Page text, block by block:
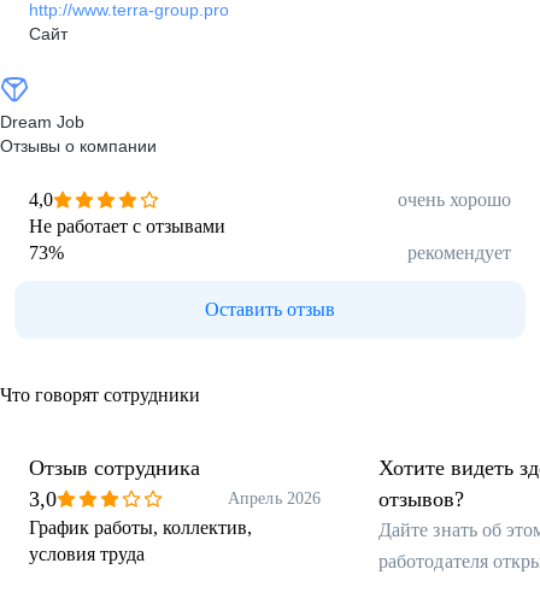
http://www.terra-group.pro
Сайт
Dream Job
Отзывы о компании
4,0
очень хорошо
Не работает с отзывами
73% рекомендует
Оставить отзыв
Что говорят сотрудники
Отзыв сотрудника
3,0
Апрель 2026
График работы, коллектив,
условия труда
Хотите видеть
отзывов?
Дайте знать об
работодателя